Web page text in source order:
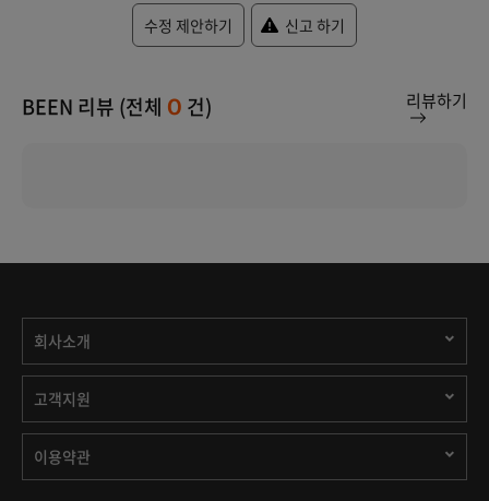
수정 제안하기 신고 하기
BEEN 리뷰 (전체 0 건) 리뷰하기
회사소개
고객지원
이용약관